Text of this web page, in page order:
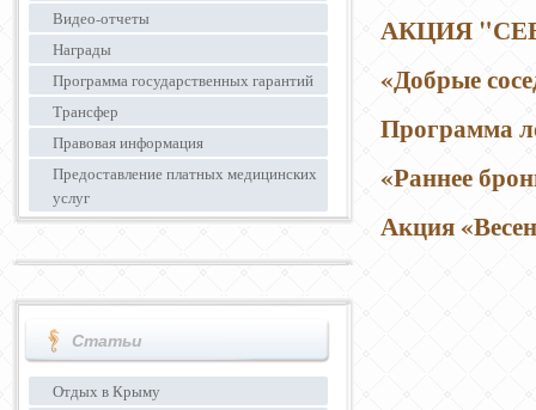
АКЦИЯ
«Добрые
Программа
«Раннее
Акция
Видео-отчеты
Награды
Программа государственных гарантий
Трансфер
Правовая информация
Предоставление платных медицинских
услуг
Статьи
Отдых в Крыму